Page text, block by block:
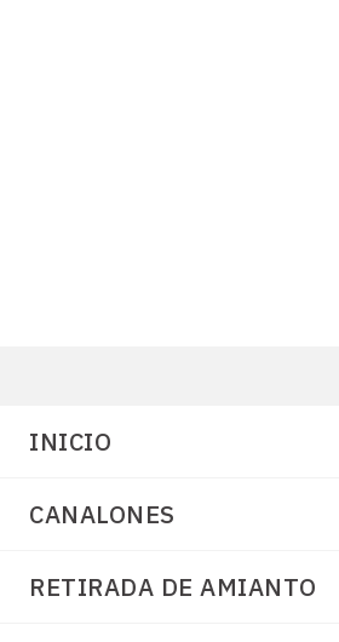
INICIO
CANALONES
RETIRADA DE AMIANTO